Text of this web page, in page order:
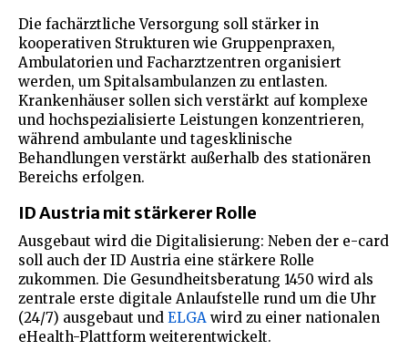
Die fachärztliche Versorgung soll stärker in
kooperativen Strukturen wie Gruppenpraxen,
Ambulatorien und Facharztzentren organisiert
werden, um Spitalsambulanzen zu entlasten.
Krankenhäuser sollen sich verstärkt auf komplexe
und hochspezialisierte Leistungen konzentrieren,
während ambulante und tagesklinische
Behandlungen verstärkt außerhalb des stationären
Bereichs erfolgen.
ID Austria mit stärkerer Rolle
Ausgebaut wird die Digitalisierung: Neben der e-card
soll auch der ID Austria eine stärkere Rolle
zukommen. Die Gesundheitsberatung 1450 wird als
zentrale erste digitale Anlaufstelle rund um die Uhr
(24/7) ausgebaut und ELGA wird zu einer nationalen
eHealth-Plattform weiterentwickelt.